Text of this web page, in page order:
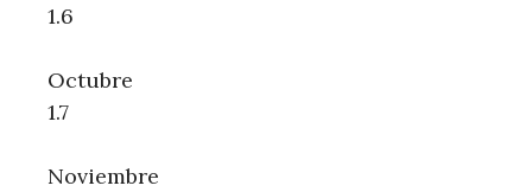
1.6
Octubre
1.7
Noviembre